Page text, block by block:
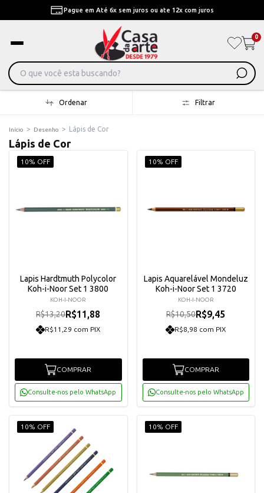
Pague em Até 6x sem juros ou ate 12x com juros
0
Ordenar Filtrar
Início > Desenho > Lápis de Cor
Lápis de Cor
10% OFF
Lapis Hardtmuth Polycolor
Koh-i-Noor Set 1 3800
KOH-I-NOOR
R$13,20R$11,88
R$11,29 com PIX
COMPRAR
Consulte-nos pelo WhatsApp
10% OFF
Lapis Aquarelável Mondeluz
Koh-i-Noor Set 1 3720
KOH-I-NOOR
R$10,50R$9,45
R$8,98 com PIX
COMPRAR
Consulte-nos pelo WhatsApp
10% OFF 10% OFF